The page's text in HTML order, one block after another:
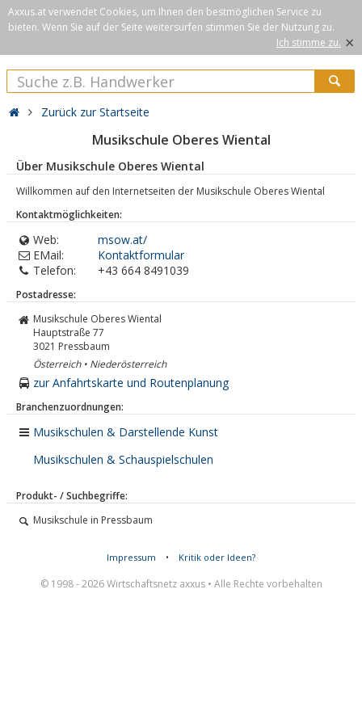
Axxus.at verwendet Cookies, um Ihnen den bestmöglichen Service zu
bieten. Wenn Sie auf der Seite weitersurfen stimmen Sie der Nutzung zu.
Ich stimme zu. ×
Zurück zur Startseite
Musikschule Oberes Wiental
Über Musikschule Oberes Wiental
Willkommen auf den Internetseiten der Musikschule Oberes Wiental
Kontaktmöglichkeiten:
Web:
msow.at/
EMail:
Kontaktformular
Telefon:
+43 664 8491039
Postadresse:
Musikschule Oberes Wiental
Hauptstraße 77
3021 Pressbaum
Österreich • Niederösterreich
zur Anfahrtskarte und Routenplanung
Branchenzuordnungen:
Musikschulen & Darstellende Kunst
Musikschulen & Schauspielschulen
Produkt- / Suchbegriffe:
Musikschule in Pressbaum
Impressum • Kritik oder Ideen?
© 1998 - 2026 Wirtschaftsnetz axxus • Alle Rechte vorbehalten